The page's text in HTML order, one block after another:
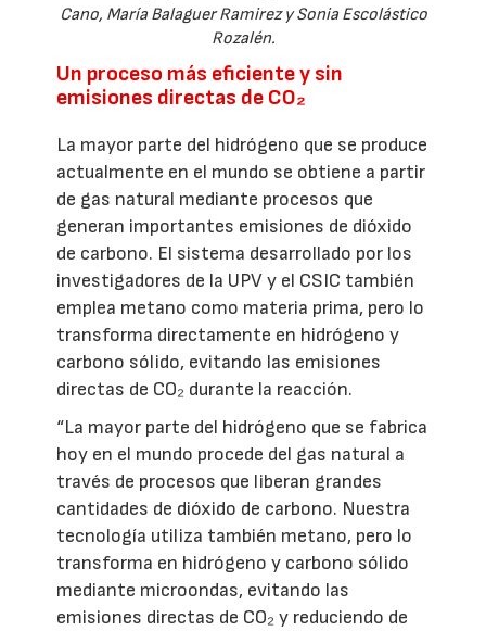
Cano, María Balaguer Ramirez y Sonia Escolástico
Rozalén.
Un proceso más eficiente y sin
emisiones directas de CO₂
La mayor parte del hidrógeno que se produce
actualmente en el mundo se obtiene a partir
de gas natural mediante procesos que
generan importantes emisiones de dióxido
de carbono. El sistema desarrollado por los
investigadores de la UPV y el CSIC también
emplea metano como materia prima, pero lo
transforma directamente en hidrógeno y
carbono sólido, evitando las emisiones
directas de CO₂ durante la reacción.
“La mayor parte del hidrógeno que se fabrica
hoy en el mundo procede del gas natural a
través de procesos que liberan grandes
cantidades de dióxido de carbono. Nuestra
tecnología utiliza también metano, pero lo
transforma en hidrógeno y carbono sólido
mediante microondas, evitando las
emisiones directas de CO₂ y reduciendo de